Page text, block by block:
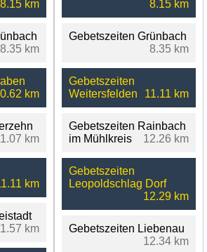
8.15 km
8.35 km
km
km
km
km
8.15 km
Gebetszeiten Grünbach
8.35 km
Gebetszeiten
Weitersfelden
11.11 km
Gebetszeiten Rainbach
im Mühlkreis
12.26 km
Gebetszeiten
Leopoldschlag Dorf
12.29 km
Gebetszeiten Liebenau
12.34 km